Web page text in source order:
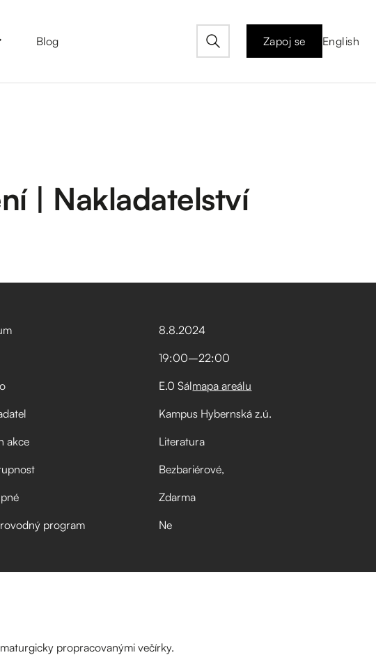
Blog Zapoj se English
| Nakladatelství
8.8.2024
19:00–⁠22:00
E.0 Sálmapa areálu
Kampus Hybernská z.ú.
akce
Literatura
Bezbariérové
Zdarma
program
Ne
propracovanými večírky.